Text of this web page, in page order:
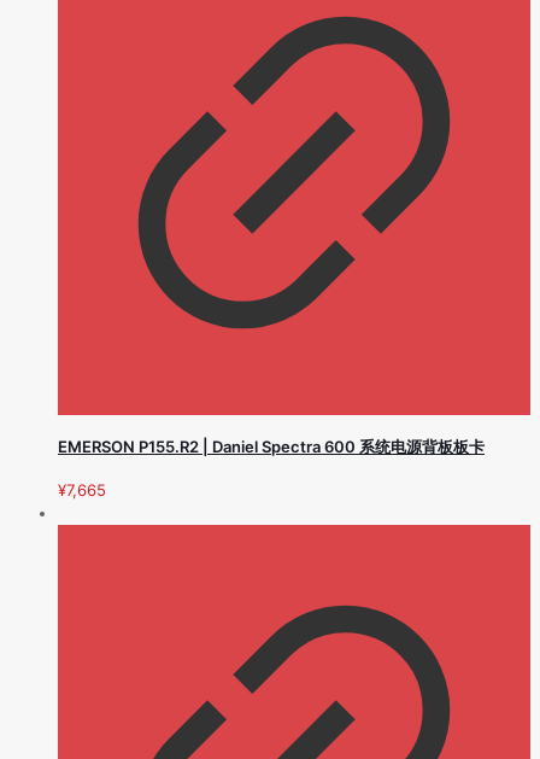
EMERSON P155.R2 | Daniel Spectra 600 系统电源背板板卡
¥7,665